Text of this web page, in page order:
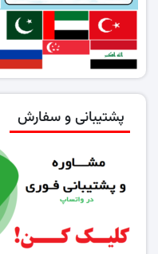
پشتیبانی و سفارش